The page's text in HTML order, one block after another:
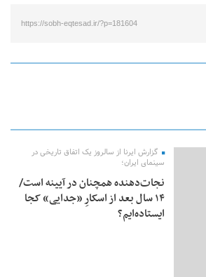
https://sobh-eqtesad.ir/?p=181604
گزارش ایرنا از سالروز یک اتفاق تاریخی در
سینمای ایران؛
نجات‌دهنده‌ همچنان در آیینه است/
۱۴ سال بعد از اسکارِ «جدایی» کجا
ایستاده‌ایم؟